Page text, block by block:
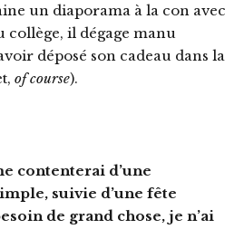
un diaporama à la con avec
collège, il dégage manu
déposé son cadeau dans la
of course).
contenterai d’une
suivie d’une fête
de grand chose, je n’ai